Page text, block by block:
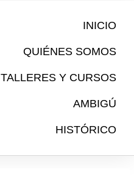
INICIO
QUIÉNES SOMOS
TALLERES Y CURSOS
AMBIGÚ
HISTÓRICO